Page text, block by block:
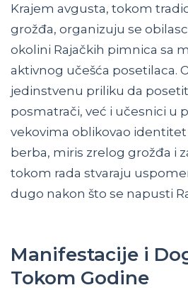
Krajem avgusta, tokom
grožđa, organizuju se
okolini Rajačkih pimnica sa
aktivnog učešća posetilaca.
jedinstvenu priliku da
posmatrači, već i učesnici u
vekovima oblikovao identitet
berba, miris zrelog grožđa i
tokom rada stvaraju
dugo nakon što se napusti
Manifestacije i
Tokom Godine